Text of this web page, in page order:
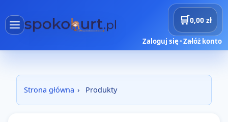
🛒0,00 zł
Zaloguj się•Załóż konto
Strona główna › Produkty